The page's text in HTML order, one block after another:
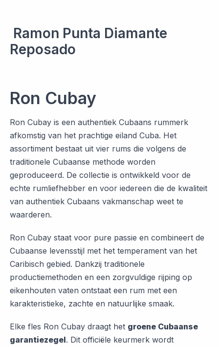
Ramon Punta Diamante
Reposado
Ron Cubay
Ron Cubay is een authentiek Cubaans rummerk
afkomstig van het prachtige eiland Cuba. Het
assortiment bestaat uit vier rums die volgens de
traditionele Cubaanse methode worden
geproduceerd. De collectie is ontwikkeld voor de
echte rumliefhebber en voor iedereen die de kwaliteit
van authentiek Cubaans vakmanschap weet te
waarderen.
Ron Cubay staat voor pure passie en combineert de
Cubaanse levensstijl met het temperament van het
Caribisch gebied. Dankzij traditionele
productiemethoden en een zorgvuldige rijping op
eikenhouten vaten ontstaat een rum met een
karakteristieke, zachte en natuurlijke smaak.
Elke fles Ron Cubay draagt het groene Cubaanse
garantiezegel. Dit officiële keurmerk wordt